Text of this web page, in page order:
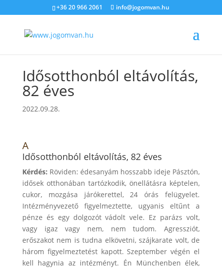
+36 20 966 2061 info@jogomvan.hu
Idősotthonból eltávolítás,
82 éves
2022.09.28.
A
Idősotthonból eltávolítás, 82 éves
Kérdés: Röviden: édesanyám hosszabb ideje Pásztón,
idősek otthonában tartózkodik, önellátásra képtelen,
cukor, mozgása járókerettel, 24 órás felügyelet.
Intézményvezető figyelmeztette, ugyanis eltűnt a
pénze és egy dolgozót vádolt vele. Ez parázs volt,
vagy igaz vagy nem, nem tudom. Agressziót,
erőszakot nem is tudna elkövetni, szájkarate volt, de
három figyelmeztetést kapott. Szeptember végén el
kell hagynia az intézményt. Én Münchenben élek,